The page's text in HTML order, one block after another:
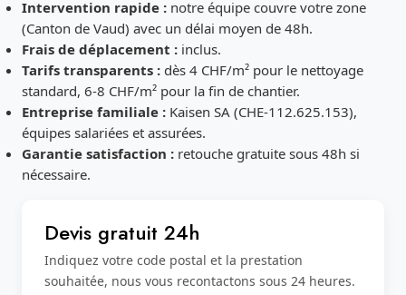
Intervention rapide :notre équipe couvre votre zone
(Canton de Vaud) avec un délai moyen de 48h.
Frais de déplacement :inclus.
Tarifs transparents :dès 4 CHF/m² pour le nettoyage
standard, 6-8 CHF/m² pour la fin de chantier.
Entreprise familiale :Kaisen SA (CHE-112.625.153),
équipes salariées et assurées.
Garantie satisfaction :retouche gratuite sous 48h si
nécessaire.
Devis gratuit 24h
Indiquez votre code postal et la prestation
souhaitée, nous vous recontactons sous 24 heures.